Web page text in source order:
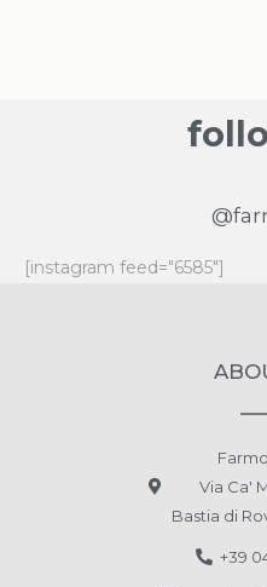
[instagram feed="6585"]
Via Ca'
Bastia di
+39